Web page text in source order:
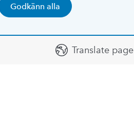
Godkänn alla
Translate page